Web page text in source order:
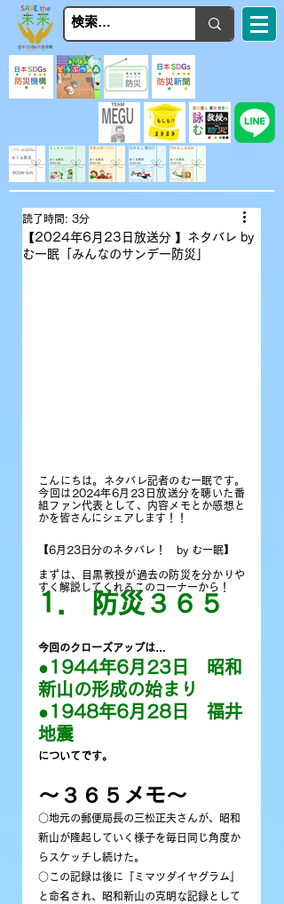
【2024年6月23日放送分 】ネタバレ by
むー眠「みんなのサンデー防災」
読了時間: 3分
こんにちは。ネタバレ記者のむー眠です。
今回は2024年6月23日放送分を聴いた番
組ファン代表として、内容メモとか感想と
かを皆さんにシェアします！
！
【6月23日分のネタバレ！　by むー眠】
まずは、目黒教授が過去の防災を分かりや
すく解説してくれるこのコーナーから！
1． 防災３６５
今回のクローズアップは…
●1944年6月23日　昭和
新山の形成の始まり
●1948年6月28日　福井
地震
についてです。
〜３６５メモ〜
○地元の郵便局長の三松正夫さんが、昭和
新山が隆起していく様子を毎日同じ角度か
らスケッチし続けた。
○この記録は後に『ミマツダイヤグラム』
と命名され、昭和新山の克明な記録として